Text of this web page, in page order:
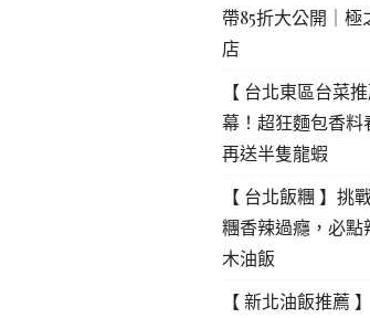
帶85折大公開｜
店
【 台北東區台菜
幕！超狂麵包香
再送半隻龍蝦
【 台北飯糰 】挑
糰香辣過癮，必點
木油飯
【 新北油飯推薦